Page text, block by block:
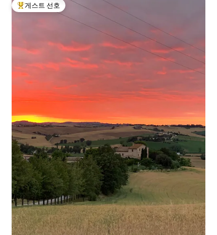
상위 게스트 선호
게스트 선호